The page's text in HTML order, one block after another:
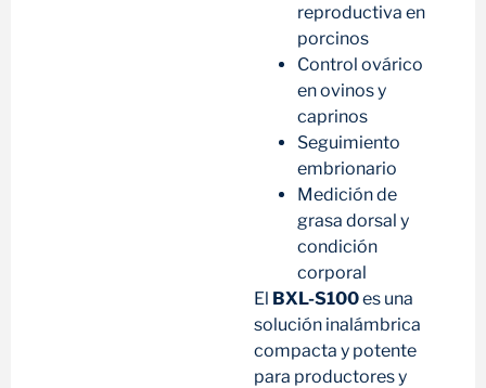
reproductiva en
porcinos
Control ovárico
en ovinos y
caprinos
Seguimiento
embrionario
Medición de
grasa dorsal y
condición
corporal
El BXL-S100es una
solución inalámbrica
compacta y potente
para productores y